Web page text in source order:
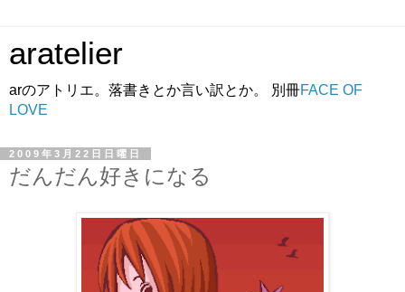
aratelier
arのアトリエ。落書きとか言い訳とか。 別冊FACE OF
LOVE
2009年3月22日日曜日
だんだん好きになる